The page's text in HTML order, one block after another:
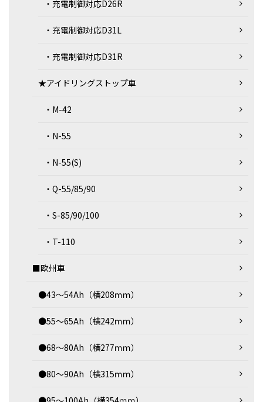
・充電制御対応D26R
・充電制御対応D31L
・充電制御対応D31R
★アイドリングストップ車
・M-42
・N-55
・N-55(S)
・Q-55/85/90
・S-85/90/100
・T-110
■欧州車
●43～54Ah（横208ｍｍ）
●55～65Ah（横242ｍｍ）
●68～80Ah（横277ｍｍ）
●80～90Ah（横315ｍｍ）